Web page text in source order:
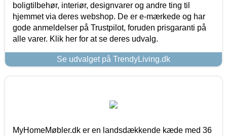
boligtilbehør, interiør, designvarer og andre ting til
hjemmet via deres webshop. De er e-mærkede og har
gode anmeldelser på Trustpilot, foruden prisgaranti på
alle varer. Klik her for at se deres udvalg.
Se udvalget på TrendyLiving.dk
MyHomeMøbler.dk er en landsdækkende kæde med 36